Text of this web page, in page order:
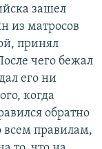
зашел
из матросов
принял
чего бежал
его ни
когда
обратно
всем правилам,